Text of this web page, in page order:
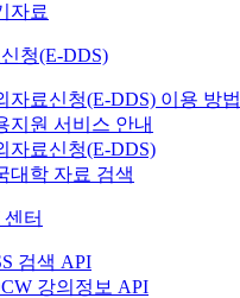
자료
청(E-DDS)
자료신청(E-DDS) 이용 방법
지원 서비스 안내
자료신청(E-DDS)
대학 자료 검색
센터
검색 API
강의정보 API